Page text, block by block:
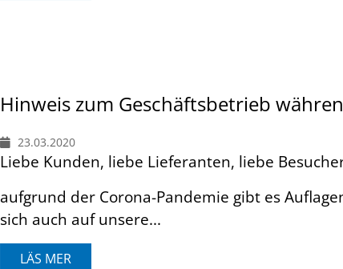
Hinweis zum Geschäftsbetrieb
23.03.2020
Liebe Kunden, liebe Lieferanten, liebe
auf­grund der Corona-Pan­demie gibt es
sich auch auf unsere...
LÄS MER